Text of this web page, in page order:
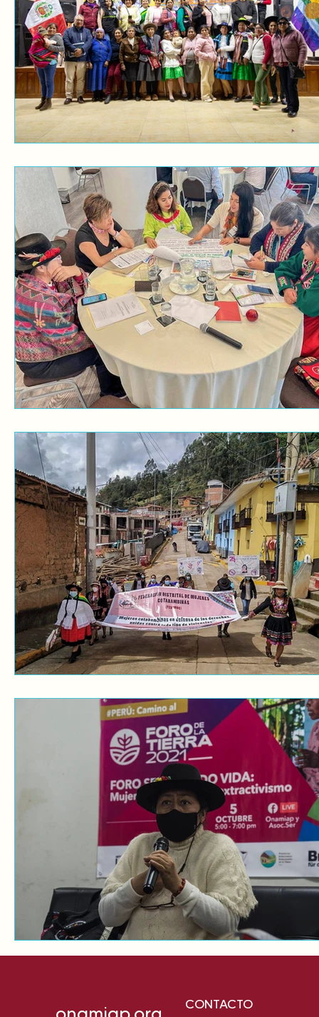
CONTACTO